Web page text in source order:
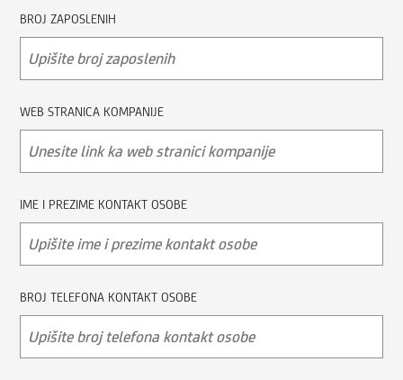
BROJ ZAPOSLENIH
WEB STRANICA KOMPANIJE
IME I PREZIME KONTAKT OSOBE
BROJ TELEFONA KONTAKT OSOBE